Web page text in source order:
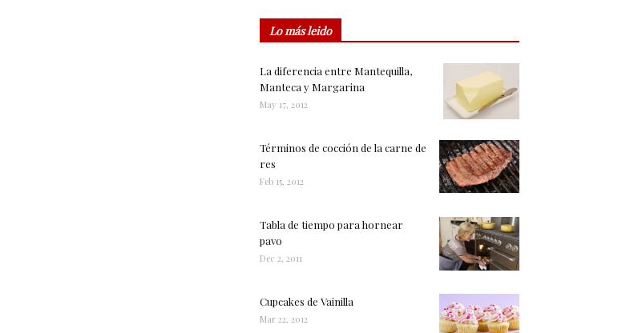
Lo más leido
La diferencia entre Mantequilla,
Manteca y Margarina
May 17, 2012
Términos de cocción de la carne de
res
Feb 15, 2012
Tabla de tiempo para hornear
pavo
Dec 2, 2011
Cupcakes de Vainilla
Mar 22, 2012